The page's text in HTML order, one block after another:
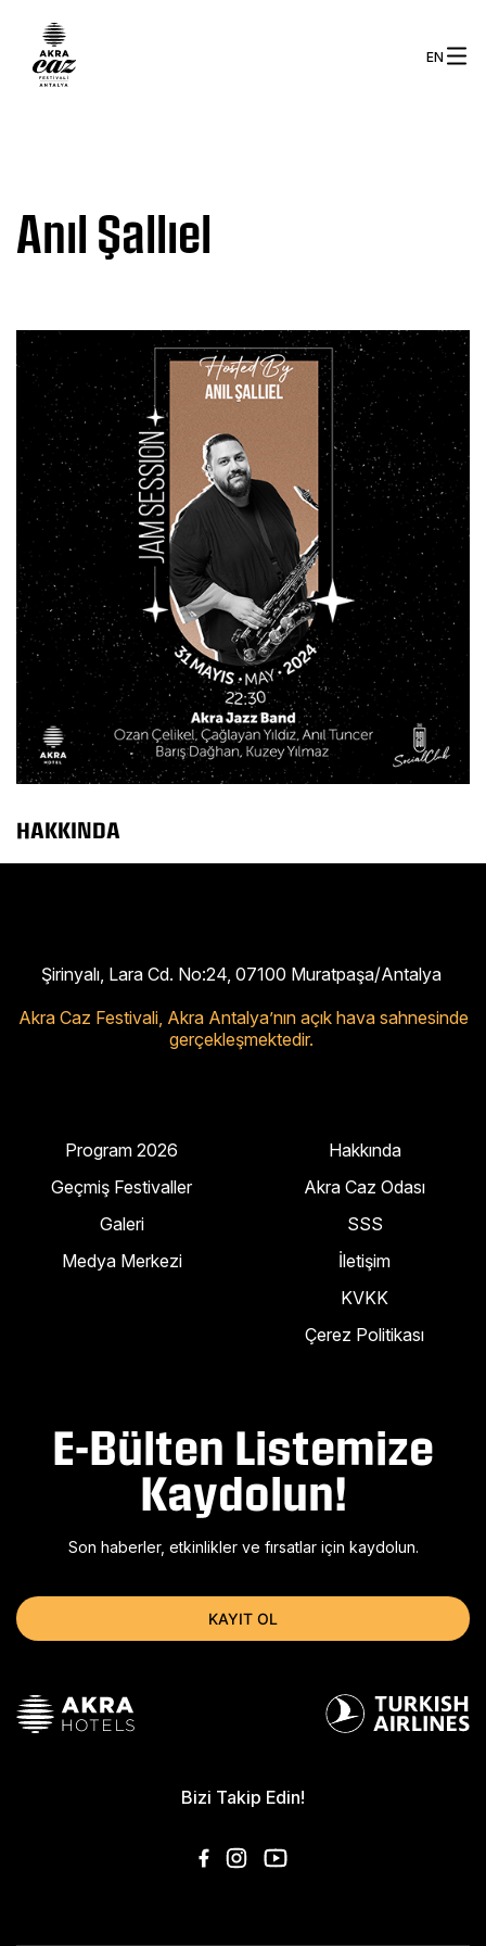
EN
Anıl Şallıel
HAKKINDA
Şirinyalı, Lara Cd. No:24, 07100 Muratpaşa/Antalya
Akra Caz Festivali, Akra Antalya’nın açık hava sahnesinde
gerçekleşmektedir.
Program 2026
Geçmiş Festivaller
Galeri
Medya Merkezi
Hakkında
Akra Caz Odası
SSS
İletişim
KVKK
Çerez Politikası
E-Bülten Listemize
Kaydolun!
Son haberler, etkinlikler ve fırsatlar için kaydolun.
KAYIT OL
Bizi Takip Edin!